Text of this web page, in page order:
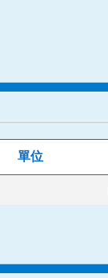
單位